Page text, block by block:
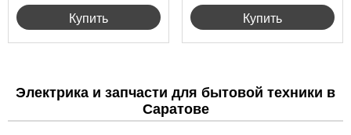
Купить
Купить
Электрика и запчасти для бытовой техники в
Саратове